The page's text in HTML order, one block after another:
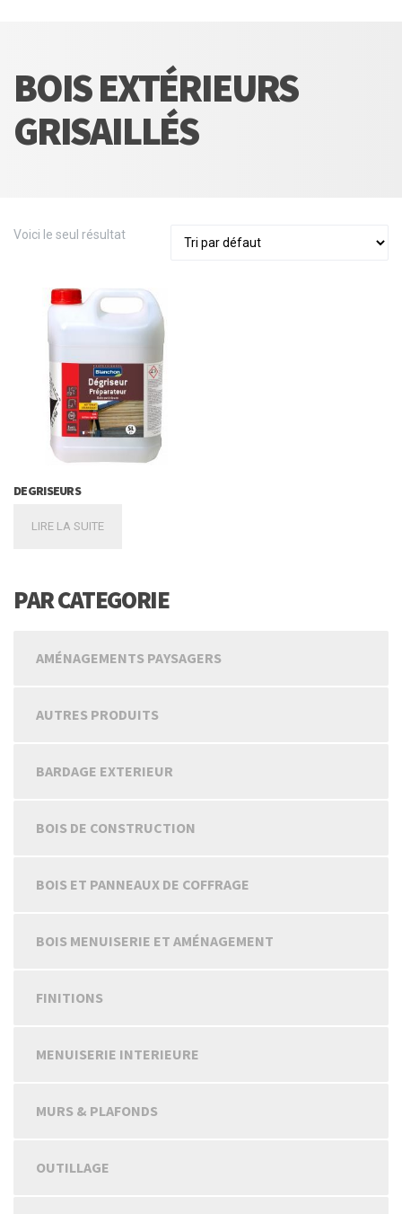
BOIS EXTÉRIEURS
GRISAILLÉS
Voici le seul résultat
DEGRISEURS
LIRE LA SUITE
PAR CATEGORIE
AMÉNAGEMENTS PAYSAGERS
AUTRES PRODUITS
BARDAGE EXTERIEUR
BOIS DE CONSTRUCTION
BOIS ET PANNEAUX DE COFFRAGE
BOIS MENUISERIE ET AMÉNAGEMENT
FINITIONS
MENUISERIE INTERIEURE
MURS & PLAFONDS
OUTILLAGE